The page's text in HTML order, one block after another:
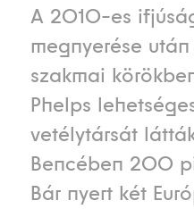
A 2010-es
megnyerése
szakmai
Phelps
vetélytársát
Bencében 200
Bár nyert két